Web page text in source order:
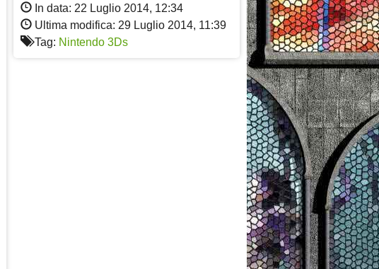
In data: 22 Luglio 2014, 12:34
Ultima modifica: 29 Luglio 2014, 11:39
Tag: Nintendo 3Ds